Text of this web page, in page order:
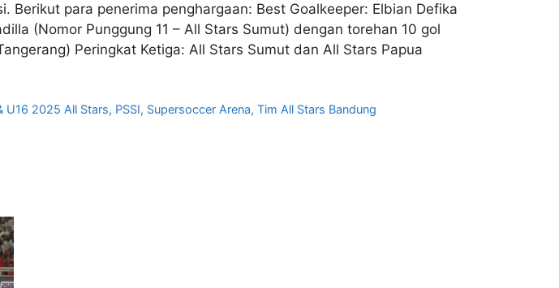
para penerima penghargaan: Best Goalkeeper: Elbian Defika
(Nomor Punggung 11 – All Stars Sumut) dengan torehan 10 gol
Peringkat Ketiga: All Stars Sumut dan All Stars Papua
U16 2025 All Stars, PSSI, Supersoccer Arena,Tim All Stars Bandung